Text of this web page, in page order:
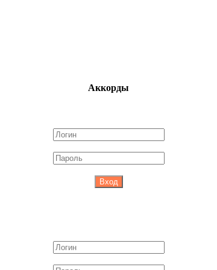
Аккорды